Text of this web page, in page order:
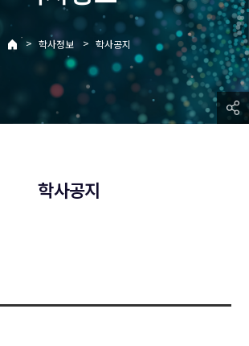
> 학사정보 > 학사공지
학사공지